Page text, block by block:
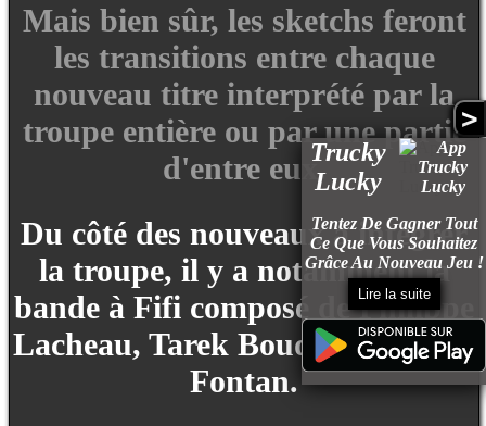
>
Trucky
Lucky
Tentez De Gagner Tout
Ce Que Vous Souhaitez
Grâce Au Nouveau Jeu !
Lire la suite
Mais bien sûr, les sketchs feront
les transitions entre chaque
nouveau titre interprété par la
troupe entière ou par une partie
d'entre eux.
Du côté des nouveaux à intégrer
la troupe, il y a notamment la
bande à Fifi composé de Philippe
Lacheau, Tarek Boudali et Élodie
Fontan.